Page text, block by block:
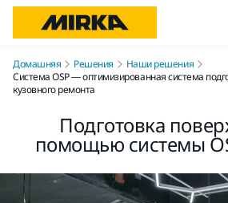
Домашняя Решения
Наши решения
Система OSP — оптимизированная система
кузовного ремонта
Подготовка
помощью системы